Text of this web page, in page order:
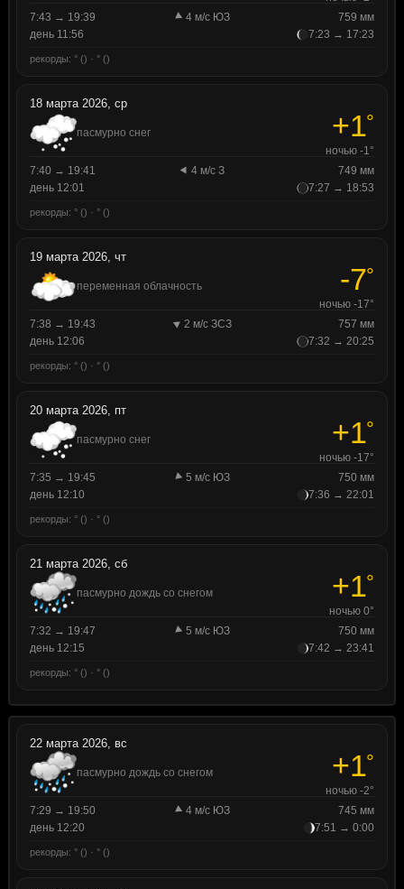
7:43 → 19:39
4 м/с ЮЗ
759 мм
день 11:56
7:23 → 17:23
рекорды: ° () · ° ()
18 марта 2026, ср
пасмурно снег +1°
ночью -1°
7:40 → 19:41
4 м/с З
749 мм
день 12:01
7:27 → 18:53
рекорды: ° () · ° ()
19 марта 2026, чт
переменная облачность -7°
ночью -17°
7:38 → 19:43
2 м/с ЗСЗ
757 мм
день 12:06
7:32 → 20:25
рекорды: ° () · ° ()
20 марта 2026, пт
пасмурно снег +1°
ночью -17°
7:35 → 19:45
5 м/с ЮЗ
750 мм
день 12:10
7:36 → 22:01
рекорды: ° () · ° ()
21 марта 2026, сб
пасмурно дождь со снегом +1°
ночью 0°
7:32 → 19:47
5 м/с ЮЗ
750 мм
день 12:15
7:42 → 23:41
рекорды: ° () · ° ()
22 марта 2026, вс
пасмурно дождь со снегом +1°
ночью -2°
7:29 → 19:50
4 м/с ЮЗ
745 мм
день 12:20
7:51 → 0:00
рекорды: ° () · ° ()